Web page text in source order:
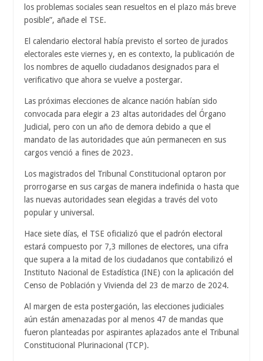
los problemas sociales sean resueltos en el plazo más breve
posible”, añade el TSE.
El calendario electoral había previsto el sorteo de jurados
electorales este viernes y, en es contexto, la publicación de
los nombres de aquello ciudadanos designados para el
verificativo que ahora se vuelve a postergar.
Las próximas elecciones de alcance nación habían sido
convocada para elegir a 23 altas autoridades del Órgano
Judicial, pero con un año de demora debido a que el
mandato de las autoridades que aún permanecen en sus
cargos venció a fines de 2023.
Los magistrados del Tribunal Constitucional optaron por
prorrogarse en sus cargas de manera indefinida o hasta que
las nuevas autoridades sean elegidas a través del voto
popular y universal.
Hace siete días, el TSE oficializó que el padrón electoral
estará compuesto por 7,3 millones de electores, una cifra
que supera a la mitad de los ciudadanos que contabilizó el
Instituto Nacional de Estadística (INE) con la aplicación del
Censo de Población y Vivienda del 23 de marzo de 2024.
Al margen de esta postergación, las elecciones judiciales
aún están amenazadas por al menos 47 de mandas que
fueron planteadas por aspirantes aplazados ante el Tribunal
Constitucional Plurinacional (TCP).